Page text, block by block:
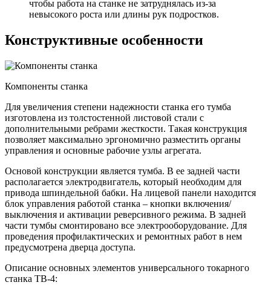
чтобы работа на станке не затруднялась из-за
невысокого роста или длины рук подростков.
Конструктивные особенности
Компоненты станка
Для увеличения степени надежности станка его тумба
изготовлена из толстостенной листовой стали с
дополнительными ребрами жесткости. Такая конструкция
позволяет максимально эргономично разместить органы
управления и основные рабочие узлы агрегата.
Основой конструкции является тумба. В ее задней части
располагается электродвигатель, который необходим для
привода шпиндельной бабки. На лицевой панели находится
блок управления работой станка – кнопки включения/
выключения и активации реверсивного режима. В задней
части тумбы смонтировано все электрооборудование. Для
проведения профилактических и ремонтных работ в нем
предусмотрена дверца доступа.
Описание основных элементов универсального токарного
станка ТВ-4: